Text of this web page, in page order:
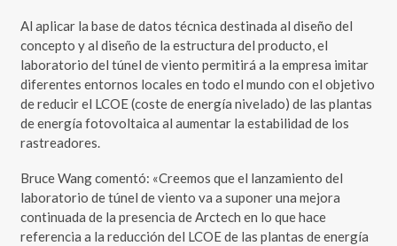
Al aplicar la base de datos técnica destinada al diseño del
concepto y al diseño de la estructura del producto, el
laboratorio del túnel de viento permitirá a la empresa imitar
diferentes entornos locales en todo el mundo con el objetivo
de reducir el LCOE (coste de energía nivelado) de las plantas
de energía fotovoltaica al aumentar la estabilidad de los
rastreadores.
Bruce Wang comentó: «Creemos que el lanzamiento del
laboratorio de túnel de viento va a suponer una mejora
continuada de la presencia de Arctech en lo que hace
referencia a la reducción del LCOE de las plantas de energía